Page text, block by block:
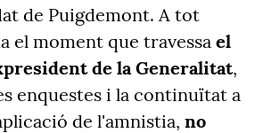
de Puigdemont. A tot
el moment que travessa el
de la Generalitat,
enquestes i la continuïtat a
de l'amnistia, no